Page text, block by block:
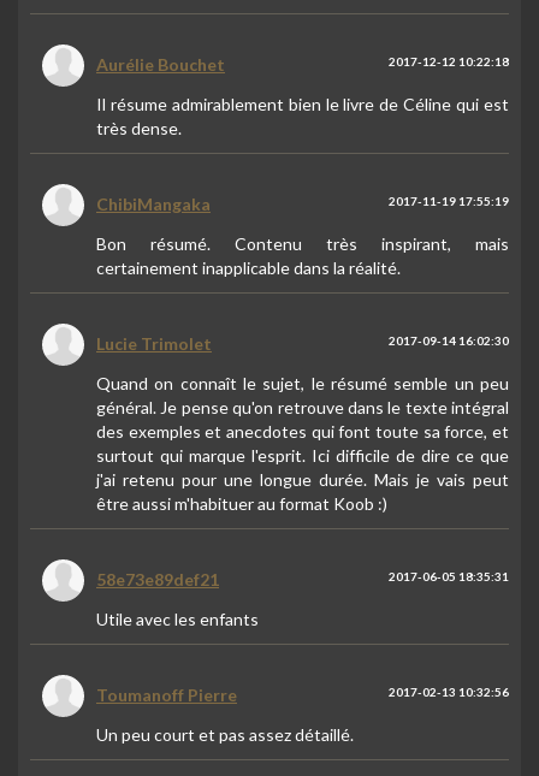
Aurélie Bouchet 2017-12-12 10:22:18
Il résume admirablement bien le livre de Céline qui est
très dense.
ChibiMangaka 2017-11-19 17:55:19
Bon résumé. Contenu très inspirant, mais
certainement inapplicable dans la réalité.
Lucie Trimolet 2017-09-14 16:02:30
Quand on connaît le sujet, le résumé semble un peu
général. Je pense qu'on retrouve dans le texte intégral
des exemples et anecdotes qui font toute sa force, et
surtout qui marque l'esprit. Ici difficile de dire ce que
j'ai retenu pour une longue durée. Mais je vais peut
être aussi m'habituer au format Koob :)
58e73e89def21 2017-06-05 18:35:31
Utile avec les enfants
Toumanoff Pierre 2017-02-13 10:32:56
Un peu court et pas assez détaillé.